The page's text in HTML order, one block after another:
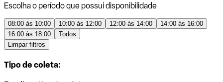
Escolha o período que possui disponibilidade
08:00 às 10:00 10:00 às 12:00 12:00 às 14:00
14:00 às 16:00
16:00 às 18:00
Todos
Limpar filtros
Tipo de coleta: